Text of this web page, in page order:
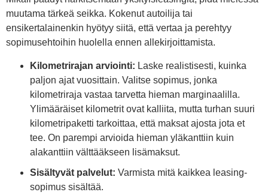
muutama tärkeä seikka. Kokenut autoilija tai
ensikertalainenkin hyötyy siitä, että vertaa ja perehtyy
sopimusehtoihin huolella ennen allekirjoittamista.
Kilometrirajan arviointi: Laske realistisesti, kuinka
paljon ajat vuosittain. Valitse sopimus, jonka
kilometriraja vastaa tarvetta hieman marginaalilla.
Ylimääräiset kilometrit ovat kalliita, mutta turhan suuri
kilometripaketti tarkoittaa, että maksat ajosta jota et
tee. On parempi arvioida hieman yläkanttiin kuin
alakanttiin välttääkseen lisämaksut.
Sisältyvät palvelut: Varmista mitä kaikkea leasing-
sopimus sisältää.